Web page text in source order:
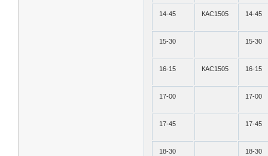
14-45 КАС1505 14-45
15-30 15-30
16-15 КАС1505 16-15
17-00 17-00
17-45 17-45
18-30 18-30